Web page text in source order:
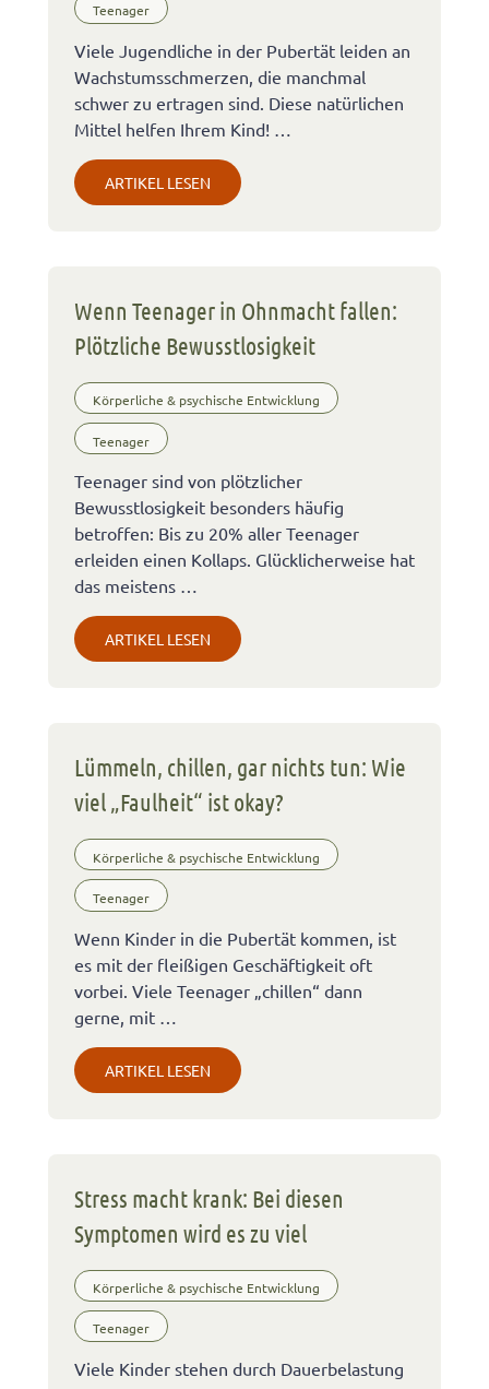
Teenager
Viele Jugendliche in der Pubertät leiden an
Wachstumsschmerzen, die manchmal
schwer zu ertragen sind. Diese natürlichen
Mittel helfen Ihrem Kind! …
ARTIKEL LESEN
Wenn Teenager in Ohnmacht fallen:
Plötzliche Bewusstlosigkeit
Körperliche & psychische Entwicklung
Teenager
Teenager sind von plötzlicher
Bewusstlosigkeit besonders häufig
betroffen: Bis zu 20% aller Teenager
erleiden einen Kollaps. Glücklicherweise hat
das meistens …
ARTIKEL LESEN
Lümmeln, chillen, gar nichts tun: Wie
viel „Faulheit“ ist okay?
Körperliche & psychische Entwicklung
Teenager
Wenn Kinder in die Pubertät kommen, ist
es mit der fleißigen Geschäftigkeit oft
vorbei. Viele Teenager „chillen“ dann
gerne, mit …
ARTIKEL LESEN
Stress macht krank: Bei diesen
Symptomen wird es zu viel
Körperliche & psychische Entwicklung
Teenager
Viele Kinder stehen durch Dauerbelastung